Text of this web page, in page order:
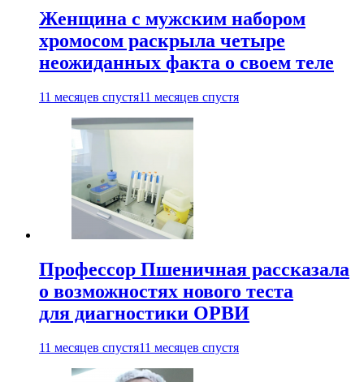
Женщина с мужским набором
хромосом раскрыла четыре
неожиданных факта о своем теле
11 месяцев спустя11 месяцев спустя
Профессор Пшеничная рассказала
о возможностях нового теста
для диагностики ОРВИ
11 месяцев спустя11 месяцев спустя